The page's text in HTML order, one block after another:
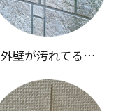
外壁が汚れてる…